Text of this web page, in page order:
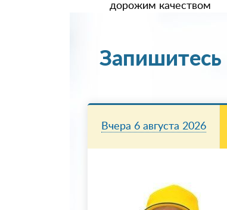
дорожим качеством
Запишитесь
Вчера 6 августа 2026